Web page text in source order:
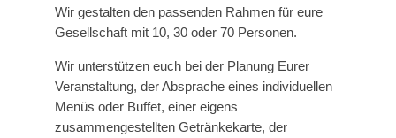
Wir gestalten den passenden Rahmen für eure
Gesellschaft mit 10, 30 oder 70 Personen.
Wir unterstützen euch bei der Planung Eurer
Veranstaltung, der Absprache eines individuellen
Menüs oder Buffet, einer eigens
zusammengestellten Getränkekarte, der